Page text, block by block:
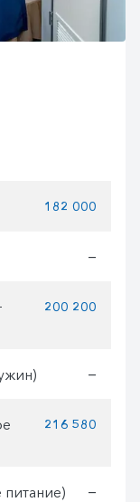
182 000
—
200 200
—
216 580
—